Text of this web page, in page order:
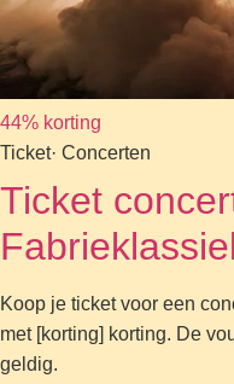
44% korting
Ticket· Concerten
Ticket
Koop je ticket voor een
met [korting] korting. De
geldig.